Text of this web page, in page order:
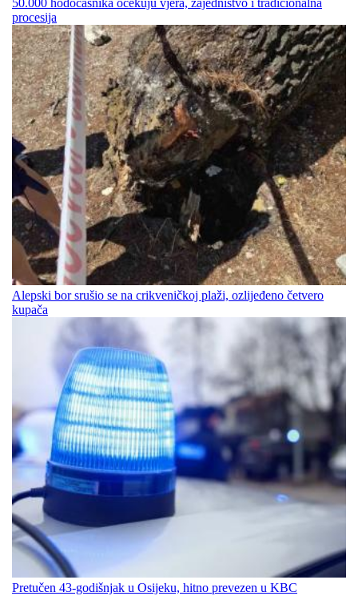
50.000 hodočasnika očekuju vjera, zajedništvo i tradicionalna
procesija
Alepski bor srušio se na crikveničkoj plaži, ozlijeđeno četvero
kupača
Pretučen 43-godišnjak u Osijeku, hitno prevezen u KBC